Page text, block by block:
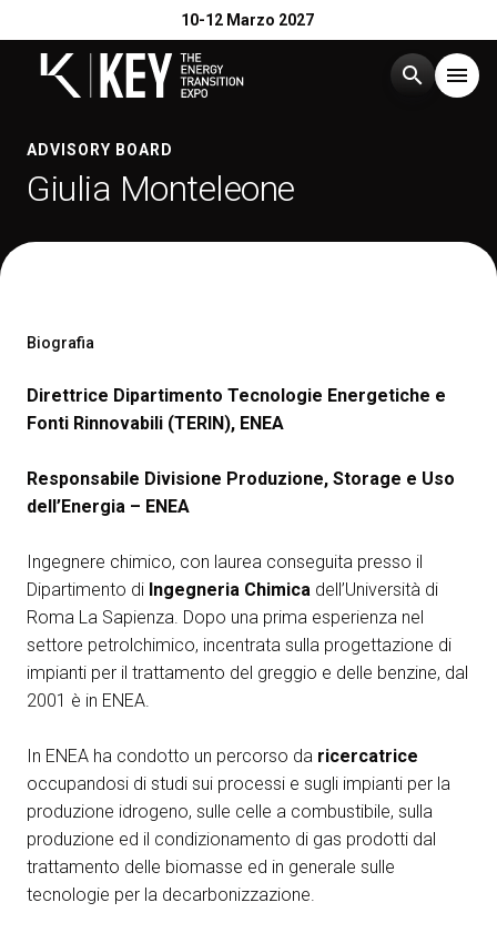
10-12 Marzo 2027
search menu
Menù
Eventi
Media Room
Esporre
Prenota il tuo spazio
ADVISORY BOARD
Giulia Monteleone
Biografia
Direttrice Dipartimento Tecnologie Energetiche e
Fonti Rinnovabili (TERIN), ENEA
Responsabile Divisione Produzione, Storage e Uso
dell’Energia – ENEA
Ingegnere chimico, con laurea conseguita presso il
Dipartimento di Ingegneria Chimica dell’Università di
Roma La Sapienza. Dopo una prima esperienza nel
settore petrolchimico, incentrata sulla progettazione di
impianti per il trattamento del greggio e delle benzine, dal
2001 è in ENEA.
In ENEA ha condotto un percorso da ricercatrice
occupandosi di studi sui processi e sugli impianti per la
produzione idrogeno, sulle celle a combustibile, sulla
produzione ed il condizionamento di gas prodotti dal
trattamento delle biomasse ed in generale sulle
tecnologie per la decarbonizzazione.